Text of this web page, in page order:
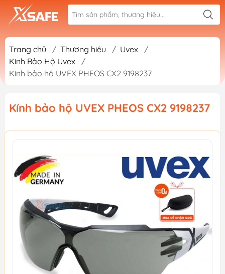
Trang chủ / Thương hiệu / Uvex
/
Kính Bảo Hộ Uvex
/
Kính bảo hộ UVEX PHEOS CX2 9198237
Kính bảo hộ UVEX PHEOS CX2 9198237